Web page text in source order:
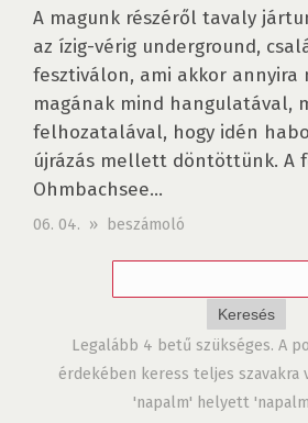
A magunk részéről tavaly
az ízig-vérig underground,
fesztiválon, ami akkor annyira
magának mind hangulatával,
felhozatalával, hogy idén
újrázás mellett döntöttünk. A
Ohmbachsee...
06. 04. » beszámoló
Legalább 4 betű szükséges. A
érdekében keress teljes szavakra
'napalm' helyett